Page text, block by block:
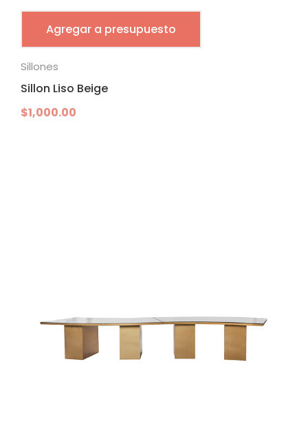
Agregar a presupuesto
Sillones
Sillon Liso Beige
$1,000.00